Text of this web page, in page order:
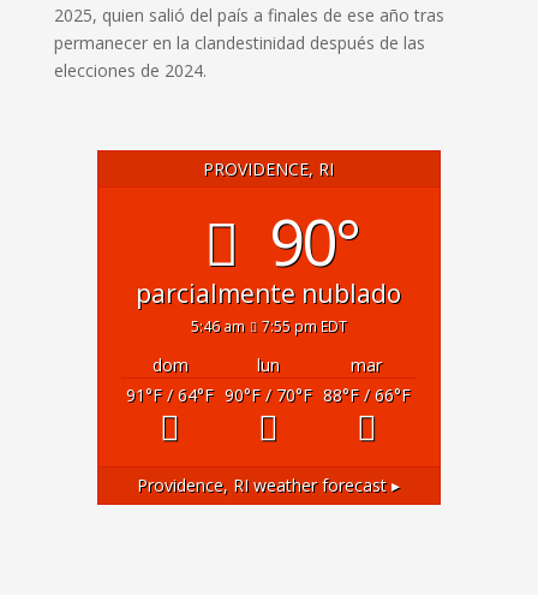
2025, quien salió del país a finales de ese año tras
permanecer en la clandestinidad después de las
elecciones de 2024.
PROVIDENCE, RI
90°
parcialmente nublado
5:46 am 7:55 pm EDT
dom lun
mar
91°F/ 64°F 90°F/ 70°F 88°F/ 66°F
Providence, RI weather forecast ▸